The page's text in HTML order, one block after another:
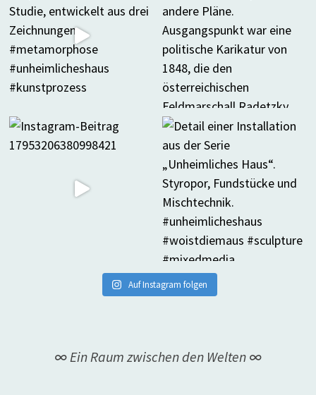
Auf Instagram folgen
∞ Ein Raum zwischen den Welten ∞